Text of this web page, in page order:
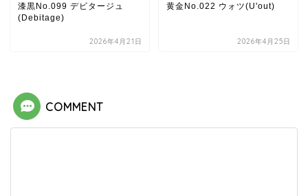
漆黒No.099 デビタージュ
(Debitage)
2026年4月21日
黄金No.022 ウォツ(U'out)
2026年4月25日
COMMENT